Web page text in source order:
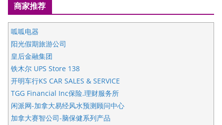
商家推荐
呱呱电器
阳光假期旅游公司
皇后金融集团
铁木尔 UPS Store 138
开明车行KS CAR SALES & SERVICE
TGG Financial Inc保险.理财服务所
闲派网-加拿大易经风水预测顾问中心
加拿大赛智公司-脑保健系列产品